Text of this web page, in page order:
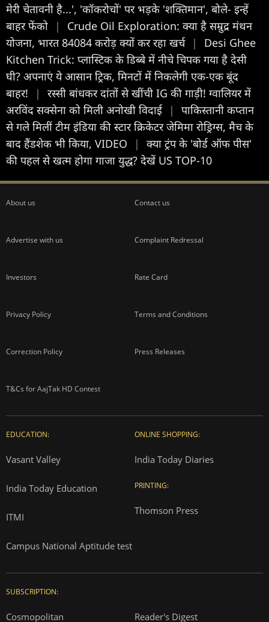
मेरी चेतावनी है...', 'कॉकरोचों' पर भड़के 'शक्तिमान', बोले- इन्हें
बाहर फेंको
|
Crude Oil Exploration: क्‍या है सम्रुद्र मंथन
योजना, भारत 84084 करोड़ क्‍यों कर रहा खर्च |
Desi Ghee
Kitchen Trick: प्लास्टिक के डिब्बे में नीचे चिपक गया है देसी
घी? अपनाएं ये आसान ट्रिक, मिनटों में निकलेगी एक-एक बूंद
बाहर!
|
रस्सी बांधकर दांतों से खींची IG की गाड़ी! ग्वालियर में
अरविंद सक्सेना को मिली अनोखी विदाई
|
पाकिस्तानी कप्तान
से गले मिलीं टीम इंडिया की स्टार क्रिकेटर जेमिमा रोड्रिग्स, मैच के
बाद हैंडशेक भी किया, VIDEO
|
क्या ट्रंप के 'बोर्ड ऑफ पीस'
की पहल से खत्म होगा गाजा युद्ध? देखें US TOP-10
About us Contact us
Advertise with us Complaint Redressal
Investors Rate Card
Privacy Policy Terms and Conditions
Correction Policy Press Releases
T&Cs for AajTak HD Contest
EDUCATION:
Vasant Valley
India Today Education
ITMI
Campus National Aptitude test
ONLINE SHOPPING:
India Today Diaries
PRINTING:
Thomson Press
SUBSCRIPTION:
Cosmopolitan Reader's Digest